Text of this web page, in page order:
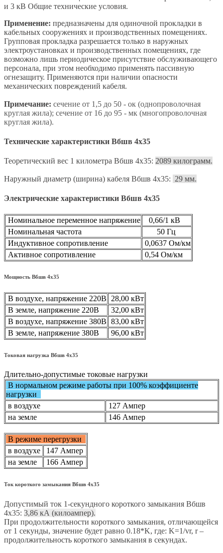
и 3 кВ Общие технические условия.
Применение: предназначены для одиночной прокладки в
кабельных сооружениях и производственных помещениях.
Групповая прокладка разрешается только в наружных
электроустановках и производственных помещениях, где
возможно лишь периодическое присутствие обслуживающего
персонала, при этом необходимо применять пассивную
огнезащиту. Применяются при наличии опасности
механических повреждений кабеля.
Примечание: сечение от 1,5 до 50 - ок (однопроволочная
круглая жила); сечение от 16 до 95 - мк (многопроволочная
круглая жила).
Технические характеристики Вбшв 4х35
Теоретический вес 1 километра Вбшв 4х35: 2089 килограмм.
Наружный диаметр (ширина) кабеля Вбшв 4х35: 29 мм.
Электрические характеристики Вбшв 4х35
Номинальное переменное напряжение
0,66/1 кВ
Номинальная частота
50 Гц
Индуктивное сопротивление
0,0637 Ом/км
Активное сопротивление
0,54 Ом/км
Мощность Вбшв 4х35
В воздухе, напряжение 220В
28,00 кВт
В земле, напряжение 220В
32,00 кВт
В воздухе, напряжение 380В 83,00 кВт
В земле, напряжение 380В
96,00 кВт
Токовая нагрузка Вбшв 4х35
Длительно-допустимые токовые нагрузки
В нормальном режиме работы при 100% коэффициенте
нагрузки
в воздухе
127 Ампер
на земле
146 Ампер
В режиме перегрузки
в воздухе
147 Ампер
на земле
166 Ампер
Ток короткого замыкания Вбшв 4х35
Допустимый ток 1-секундного короткого замыкания Вбшв
4х35: 3,86 кА (килоампер).
При продолжительности короткого замыкания, отличающейся
от 1 секунды, значение будет равно 0.18*K, где: K=1/vr, r –
продолжительность короткого замыкания в секундах.